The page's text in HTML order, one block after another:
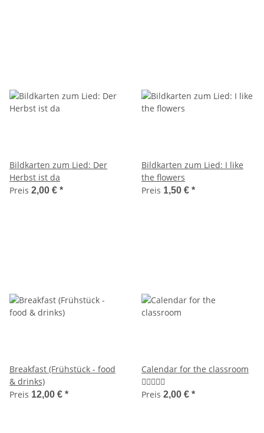
Bildkarten zum Lied: Der
Herbst ist da
Preis 2,00 € *
Bildkarten zum Lied: I like
the flowers
Preis 1,50 € *
Breakfast (Frühstück - food
& drinks)
Preis 12,00 € *
Calendar for the classroom
Preis 2,00 € *